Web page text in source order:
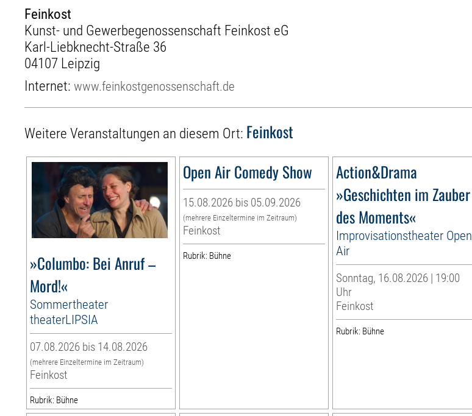
Feinkost
Kunst- und Gewerbegenossenschaft Feinkost eG
Karl-Liebknecht-Straße 36
04107 Leipzig
Internet:www.feinkostgenossenschaft.de
Weitere Veranstaltungen an diesem Ort: Feinkost
»Columbo: Bei Anruf –
Mord!«
Sommertheater
theaterLIPSIA
07.08.2026 bis 14.08.2026
(mehrere Einzeltermine im Zeitraum)
Feinkost
Rubrik: Bühne
Open Air Comedy Show
15.08.2026 bis 05.09.2026
(mehrere Einzeltermine im Zeitraum)
Feinkost
Rubrik: Bühne
Action&Drama
»Geschichten im Zauber
des Moments«
Improvisationstheater Open
Air
Sonntag, 16.08.2026 | 19:00
Uhr
Feinkost
Rubrik: Bühne